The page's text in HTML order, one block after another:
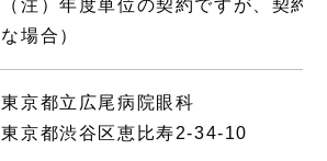
（注）年度単位の契約ですが、契約
な場合）
東京都立広尾病院眼科
東京都渋谷区恵比寿2-34-10